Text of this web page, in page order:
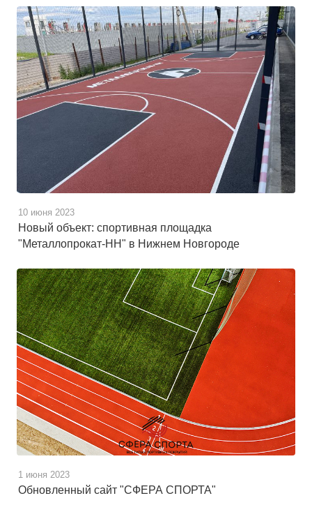
Новый объект: спортивная площадка
"Металлопрокат-НН" в Нижнем Новгороде
10 июня 2023
Обновленный сайт "СФЕРА СПОРТА"
1 июня 2023